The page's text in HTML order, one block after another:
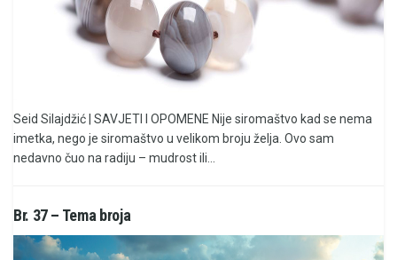
Seid Silajdžić | SAVJETI I OPOMENE Nije siromaštvo kad se nema
imetka, nego je siromaštvo u velikom broju želja. Ovo sam
nedavno čuo na radiju – mudrost ili...
Br. 37 – Tema broja